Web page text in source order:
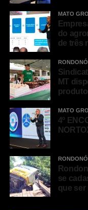
MATO
do
de três
MT
MATO
4º
se
que ser